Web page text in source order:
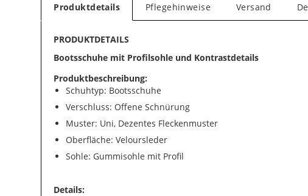
Produktdetails Pflegehinweise Versand
PRODUKTDETAILS
Bootsschuhe mit Profilsohle und Kontrastdetails
Produktbeschreibung:
Schuhtyp: Bootsschuhe
Verschluss: Offene Schnürung
Muster: Uni, Dezentes Fleckenmuster
Oberfläche: Veloursleder
Sohle: Gummisohle mit Profil
Details: